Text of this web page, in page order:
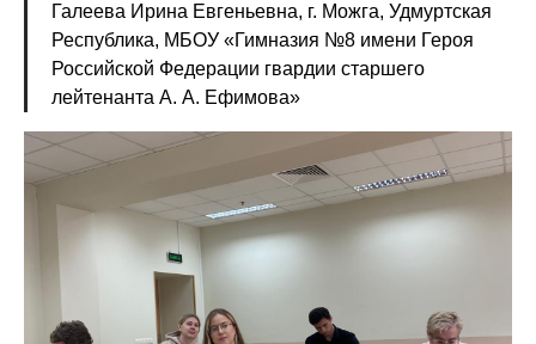
Галеева Ирина Евгеньевна, г. Можга, Удмуртская
Республика, МБОУ «Гимназия №8 имени Героя
Российской Федерации гвардии старшего
лейтенанта А. А. Ефимова»